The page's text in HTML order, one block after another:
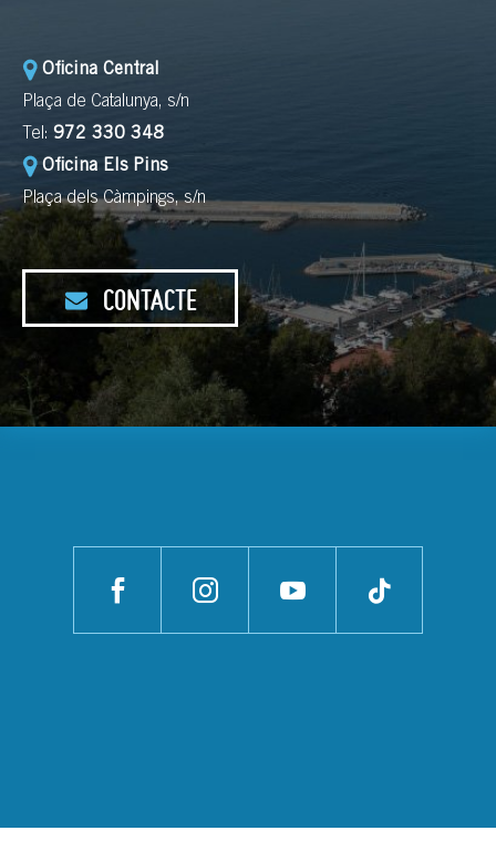
Oficina Central
Plaça de Catalunya, s/n
Tel: 972 330 348
Oficina Els Pins
Plaça dels Càmpings, s/n
CONTACTE